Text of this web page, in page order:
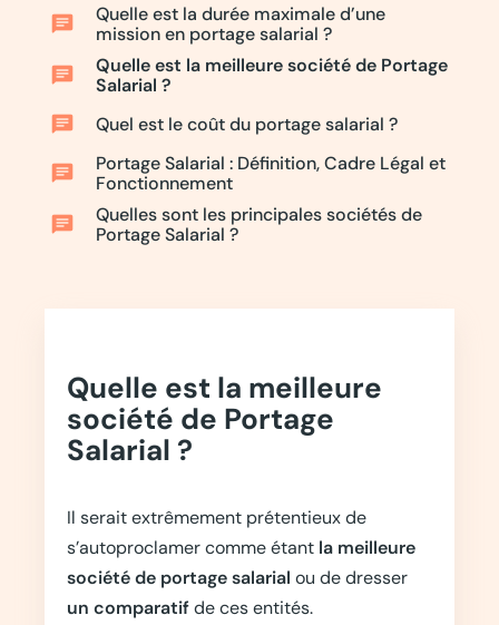
chat
Quelle est la durée maximale d’une
mission en portage salarial ?
chat
Quelle est la meilleure société de Portage
Salarial ?
chat Quel est le coût du portage salarial ?
chat
Portage Salarial : Définition, Cadre Légal et
Fonctionnement
chat
Quelles sont les principales sociétés de
Portage Salarial ?
Quelle est la meilleure
société de Portage
Salarial ?
Il serait extrêmement prétentieux de
s’autoproclamer comme étant la meilleure
société de portage salarial ou de dresser
un comparatifde ces entités.